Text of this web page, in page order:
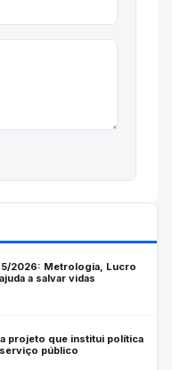
2026: Metrologia, Lucro
a salvar vidas
projeto que institui política
público